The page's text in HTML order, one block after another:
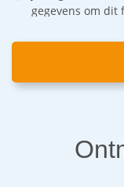
gegevens om